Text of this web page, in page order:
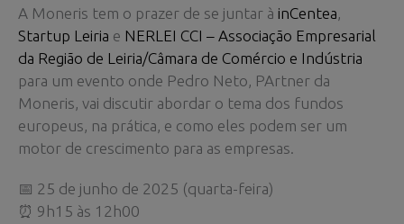
A Moneris tem o prazer de se juntar à inCentea
Startup Leiria e NERLEI CCI – Associação Empresarial
da Região de Leiria/Câmara de Comércio e Indústria
para um evento onde Pedro Neto, PArtner da
Moneris, vai discutir abordar o tema dos fundos
europeus, na prática, e como eles podem ser um
motor de crescimento para as empresas.
📅 25 de junho de 2025 (quarta-feira)
⏰ 9h15 às 12h00